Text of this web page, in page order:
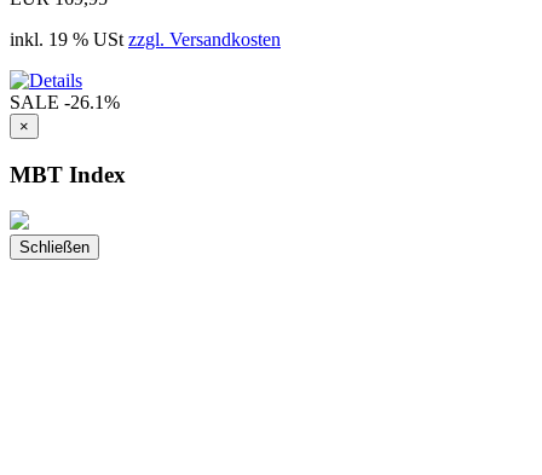
inkl. 19 % USt zzgl. Versandkosten
SALE -26.1%
×
MBT Index
Schließen